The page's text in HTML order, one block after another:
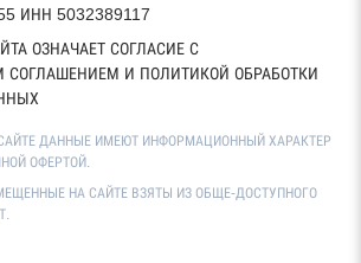
ИНН 5032389117
ОЗНАЧАЕТ СОГЛАСИЕ С
СОГЛАШЕНИЕМ И ПОЛИТИКОЙ ОБРАБОТКИ
ДАННЫЕ ИМЕЮТ ИНФОРМАЦИОННЫЙ ХАРАКТЕР
ОФЕРТОЙ.
НА САЙТЕ ВЗЯТЫ ИЗ ОБЩЕ-ДОСТУПНОГО